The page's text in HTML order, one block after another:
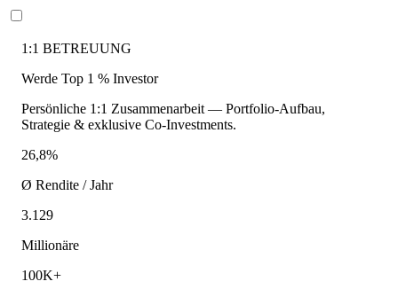
1:1 BETREUUNG
Werde Top 1 % Investor
Persönliche 1:1 Zusammenarbeit — Portfolio-Aufbau,
Strategie & exklusive Co-Investments.
26,8%
Ø Rendite / Jahr
3.129
Millionäre
100K+